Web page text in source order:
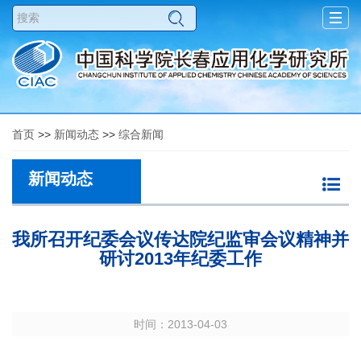
首页 >> 新闻动态 >> 综合新闻
新闻动态
我所召开纪委会议传达院纪监审会议精神并
研讨2013年纪委工作
时间：2013-04-03